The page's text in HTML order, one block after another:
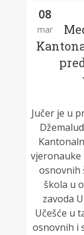
08
mar
Jučer je u
vjeronauke
osnovnih
škola u
zavoda
Učešće u
osnovnih i